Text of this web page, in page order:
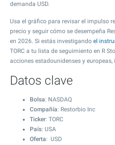
demanda USD.
Usa el gráfico para revisar el impulso
precio y seguir cómo se desempeña
en 2026. Si estás investigando el
TORC a tu lista de seguimiento en R
acciones estadounidenses y europeas,
Datos clave
Bolsa: NASDAQ
Compañía: Restorbio Inc
Ticker: TORC
País: USA
Oferta: USD